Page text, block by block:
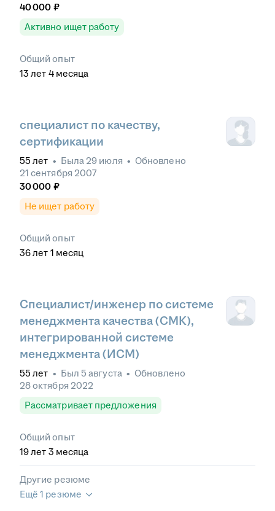
40 000 ₽
Активно ищет работу
Общий опыт
13 лет 4 месяца
специалист по качеству,
сертификации
55 лет • Была 29 июля • Обновлено
21 сентября 2007
30 000 ₽
Не ищет работу
Общий опыт
36лет 1 месяц
Специалист/инженер по системе
менеджмента качества (СМК),
интегрированной системе
менеджмента (ИСМ)
55 лет • Был 5 августа • Обновлено
28 октября 2022
Рассматривает предложения
Общий опыт
19лет 3 месяца
Другие резюме
Ещё 1 резюме